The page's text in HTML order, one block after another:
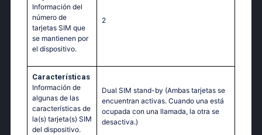
Información del
número de
tarjetas SIM que
se mantienen por
el dispositivo.
2
Características
Información de
algunas de las
características de
la(s) tarjeta(s) SIM
del dispositivo.
Dual SIM stand-by (Ambas tarjetas se
encuentran activas. Cuando una está
ocupada con una llamada, la otra se
desactiva.)